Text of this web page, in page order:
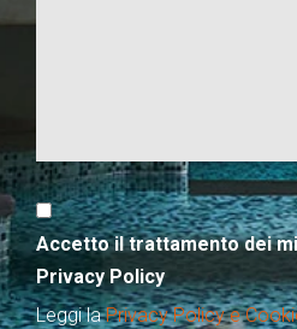
Accetto il trattamento dei
Privacy Policy
Leggi laPrivacy Policy e